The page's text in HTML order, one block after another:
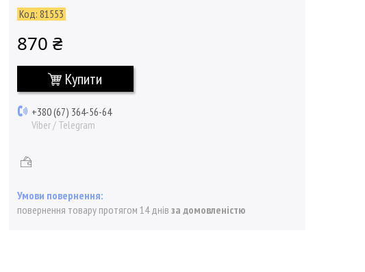
Код: 81553
870 ₴
Купити
+380 (67) 364-56-64
Viber / Telegram
повернення товару протягом 14 днів за домовленістю